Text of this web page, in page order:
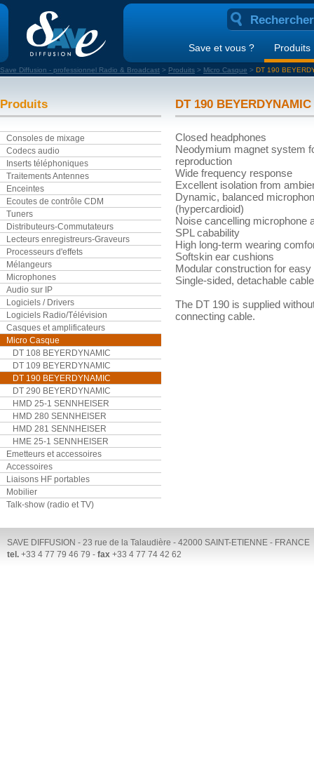
Save et vous ? Produits
Save Diffusion - professionnel Radio & Broadcast > Produits > Micro Casque > DT 190
Produits
Consoles de mixage
Codecs audio
Inserts téléphoniques
Traitements Antennes
Enceintes
Ecoutes de contrôle CDM
Tuners
Distributeurs-Commutateurs
Lecteurs enregistreurs-Graveurs
Processeurs d'effets
Mélangeurs
Microphones
Audio sur IP
Logiciels / Drivers
Logiciels Radio/Télévision
Casques et amplificateurs
Micro Casque
DT 108 BEYERDYNAMIC
DT 109 BEYERDYNAMIC
DT 190 BEYERDYNAMIC
DT 290 BEYERDYNAMIC
HMD 25-1 SENNHEISER
HMD 280 SENNHEISER
HMD 281 SENNHEISER
HME 25-1 SENNHEISER
Emetteurs et accessoires
Accessoires
Liaisons HF portables
Mobilier
Talk-show (radio et TV)
DT 190 BEYERDYNAMIC
Closed headphones
Neodymium magnet system
reproduction
Wide frequency response
Excellent isolation from
Dynamic, balanced
(hypercardioid)
Noise cancelling microphone
SPL cabability
High long-term wearing
Softskin ear cushions
Modular construction for
Single-sided, detachable cable
The DT 190 is supplied
connecting cable.
SAVE DIFFUSION - 23 rue de la Talaudière - 42000 SAINT-ETIENNE - FRANCE
tel. +33 4 77 79 46 79 - fax +33 4 77 74 42 62